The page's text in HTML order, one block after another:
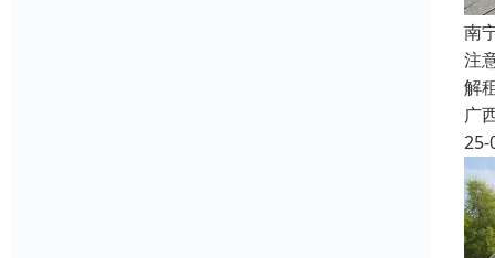
南
注
解
广
25-